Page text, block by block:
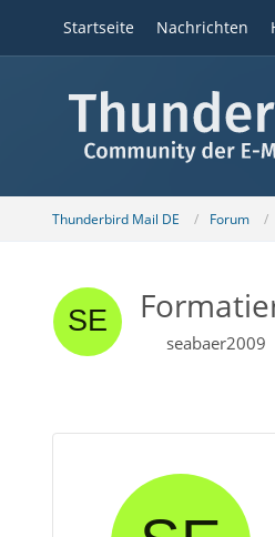
Startseite Nachrichten
Thunderbird Mail DE Forum
seabaer2009